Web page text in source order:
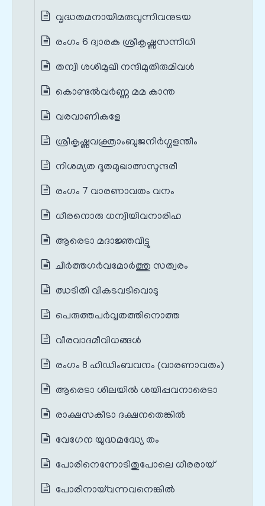
വൃദ്ധതമനായിമരുവുന്നിവനുടയ
രംഗം 6 ദ്വാരക ശ്രീകൃഷ്ണസന്നിധി
തന്വി ശശിമുഖി നന്ദിമുതിരുമിവൾ
കൊണ്ടൽവർണ്ണ മമ കാന്ത
വരവാണികളേ
ശ്രീകൃഷ്ണവക്ത്രാംബുജനിർഗ്ഗളന്തീം
നിശമ്യത ദൂതമുഖാത്സസുന്ദരീ
രംഗം 7 വാരണാവതം വനം
ധീരനൊരു ധന്വിയിവനാരിഹ
ആരെടാ മദാജ്ഞവിട്ടു
ചീർത്തഗർവമോർത്തു സത്വരം
ഝടിതി വികടവടിവൊടു
പെരുത്തപർവ്വതത്തിനൊത്ത
വീരവാദമീവിധങ്ങൾ
രംഗം 8 ഹിഡിംബവനം (വാരണാവതം)
ആരെടാ ശിലയിൽ ശയിപ്പവനാരെടാ
രാക്ഷസകീടാ ദക്ഷനതെങ്കിൽ
വേഗേന യുദ്ധമദ്ധ്യേ തം
പോരിനെന്നോടിതുപോലെ ധീരരായ്
പോരിനായ്‌വന്നവനെങ്കിൽ